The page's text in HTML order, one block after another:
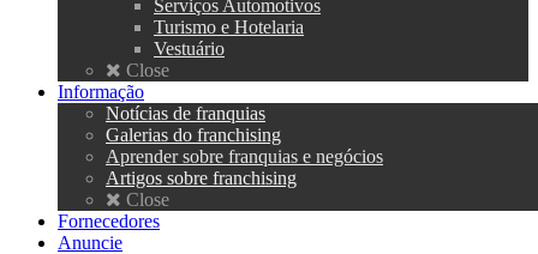
Serviços Automotivos
Turismo e Hotelaria
Vestuário
Close
Informação
Notícias de franquias
Galerias do franchising
Aprender sobre franquias e negócios
Artigos sobre franchising
Close
Fornecedores
Anuncie